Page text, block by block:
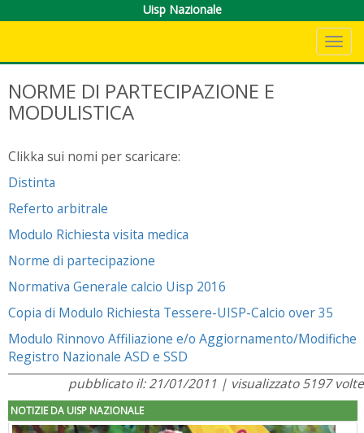
Uisp Nazionale
NORME DI PARTECIPAZIONE E
MODULISTICA
Clikka sui nomi per scaricare:
Distinta
Referto arbitrale
Modulo Richiesta visita medica
Norme di partecipazione
Normativa Generale calcio Uisp 2016
Copia di Modulo Richiesta Tessere-UISP-Calcio over 35
Modulo Rinnovo Affiliazione e/o Aggiornamento/Modifiche
Registro Nazionale ASD e SSD
pubblicato il: 21/01/2011 | visualizzato 5197 volte
NOTIZIE DA UISP NAZIONALE